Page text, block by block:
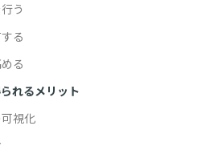
う
る
る
れるメリット
視化